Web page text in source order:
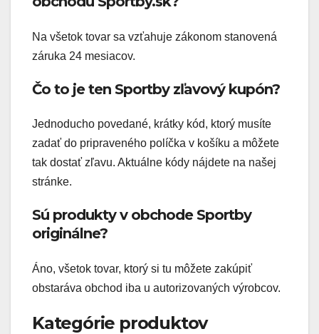
Na všetok tovar sa vzťahuje zákonom stanovená
záruka 24 mesiacov.
Čo to je ten Sportby zľavový kupón?
Jednoducho povedané, krátky kód, ktorý musíte
zadať do pripraveného políčka v košíku a môžete
tak dostať zľavu. Aktuálne kódy nájdete na našej
stránke.
Sú produkty v obchode Sportby
originálne?
Áno, všetok tovar, ktorý si tu môžete zakúpiť
obstaráva obchod iba u autorizovaných výrobcov.
Kategórie produktov